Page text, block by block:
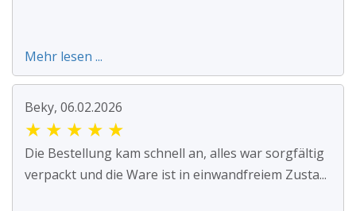
Mehr lesen ...
Beky, 06.02.2026
★ ★ ★ ★ ★
Die Bestellung kam schnell an, alles war sorgfältig
verpackt und die Ware ist in einwandfreiem Zusta...